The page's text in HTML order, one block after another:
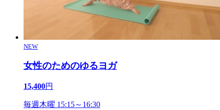
NEW
女性のためのゆるヨガ
15,400円
毎週木曜 15:15～16:30